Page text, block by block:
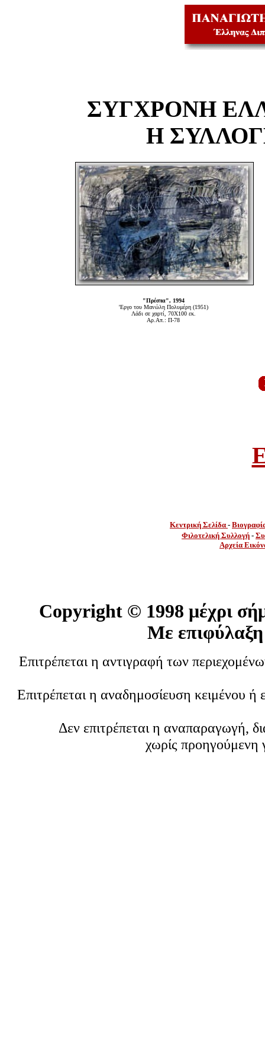
ΣΥΓΧΡΟΝΗ
Η
"Πρέσπα", 1994
'Εργο του Μανώλη Πολυμέρη (1951)
Λάδι σε χαρτί, 70Χ100 εκ.
Αρ.Απ.: Π-78
Κεντρική Σελίδα -
Φιλοτελική Συλλογή -
Αρχεία
Copyright © 1998 μέχρι
Με επιφύλαξη
Επιτρέπεται η αντιγραφή των
Επιτρέπεται η αναδημοσίευση κειμένου
Δεν επιτρέπεται η αναπαραγωγή,
χωρίς προηγούμενη